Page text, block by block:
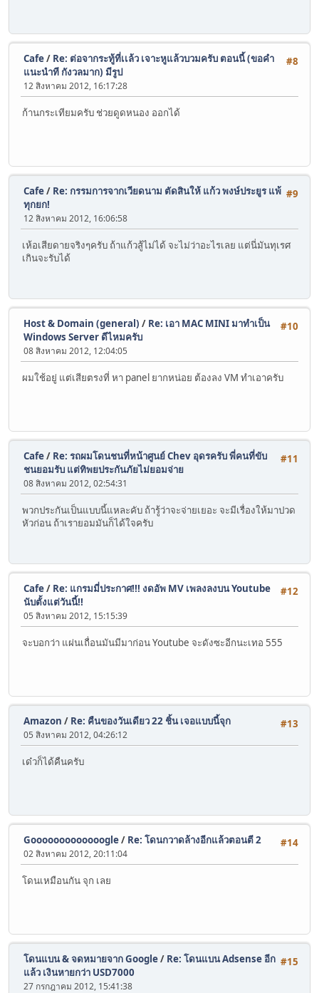
#8
Cafe/ Re: ต่อจากระทู้ที่เเล้ว เจาะหูแล้วบวมครับ ตอนนี้ (ขอคำ
แนะนำที กังวลมาก) มีรูป
12 สิงหาคม 2012, 16:17:28
ก้านกระเทียมครับ ช่วยดูดหนอง ออกได้
#9
Cafe/ Re: กรรมการจากเวียดนาม ตัดสินให้ แก้ว พงษ์ประยูร แพ้
ทุกยก!
12 สิงหาคม 2012, 16:06:58
เห้อเสียดายจริงๆครับ ถ้าแก้วสู้ไม่ได้ จะไม่ว่าอะไรเลย แต่นี่มันทุเรศ
เกินจะรับได้
#10
Host & Domain (general) / Re: เอา MAC MINI มาทำเป็น
Windows Server ดีไหมครับ
08 สิงหาคม 2012, 12:04:05
ผมใช้อยู่ แต่เสียตรงที่ หา panel ยากหน่อย ต้องลง VM ทำเอาครับ
#11
Cafe/ Re: รถผมโดนชนที่หน้าศูนย์ Chev อุดรครับ พี่คนที่ขับ
ชนยอมรับ แต่ทิพยประกันภัยไม่ยอมจ่าย
08 สิงหาคม 2012, 02:54:31
พวกประกันเป็นแบบนี้แหละคับ ถ้ารู้ว่าจะจ่ายเยอะ จะมีเรื่องให้มาปวด
หัวก่อน ถ้าเรายอมมันก็ได้ใจครับ
#12
Cafe/ Re: แกรมมี่ประกาศ!!! งดอัพ MV เพลงลงบน Youtube
นับตั้งแต่วันนี้!!
05 สิงหาคม 2012, 15:15:39
จะบอกว่า แผ่นเถื่อนมันมีมาก่อน Youtube จะดังซะอีกนะเทอ 555
#13
Amazon / Re: คืนของวันเดียว 22 ชิ้น เจอแบบนี้จุก
05 สิงหาคม 2012, 04:26:12
เด๋วก็ได้คืนครับ
#14
Gooooooooooooogle/ Re: โดนกวาดล้างอีกแล้วตอนตี 2
02 สิงหาคม 2012, 20:11:04
โดนเหมือนกัน จุก เลย
#15
โดนแบน & จดหมายจาก Google/ Re: โดนแบน Adsense อีก
แล้ว เงินหายกว่า USD7000
27 กรกฎาคม 2012, 15:41:38